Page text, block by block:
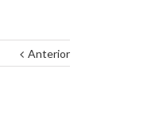
Anterior